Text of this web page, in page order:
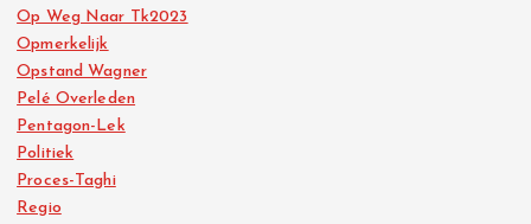
Op Weg Naar Tk2023
Opmerkelijk
Opstand Wagner
Pelé Overleden
Pentagon-Lek
Politiek
Proces-Taghi
Regio